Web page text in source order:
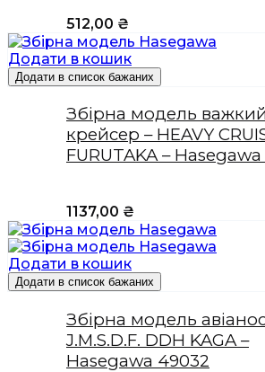
512,00 ₴
Додати в кошик
Додати в список бажаних
Збірна модель важкий
крейсер – HEAVY
FURUTAKA –
1137,00 ₴
Додати в кошик
Додати в список бажаних
Збірна модель
J.M.S.D.F. DDH KAGA –
Hasegawa 49032